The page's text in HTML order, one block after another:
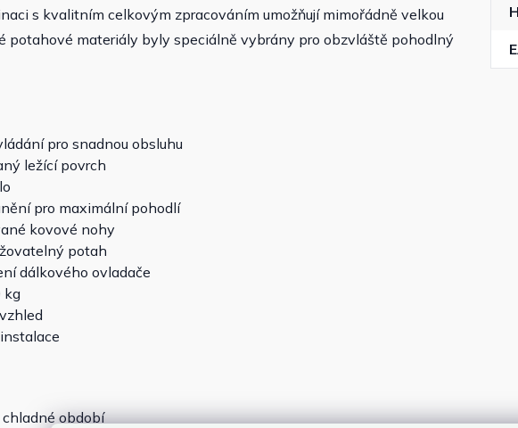
s kvalitním celkovým zpracováním umožňují mimořádně velkou
potahové materiály byly speciálně vybrány pro obzvláště pohodlný
pro snadnou obsluhu
ležící povrch
pro maximální pohodlí
kovové nohy
potah
dálkového ovladače
kg
období